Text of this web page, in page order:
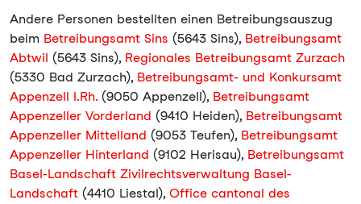
Andere Personen bestellten einen Betreibungsauszug
beim Betreibungsamt Sins (5643 Sins), Betreibungsamt
Abtwil (5643 Sins), Regionales Betreibungsamt Zurzach
(5330 Bad Zurzach), Betreibungsamt- und Konkursamt
Appenzell I.Rh. (9050 Appenzell), Betreibungsamt
Appenzeller Vorderland (9410 Heiden), Betreibungsamt
Appenzeller Mittelland (9053 Teufen), Betreibungsamt
Appenzeller Hinterland (9102 Herisau), Betreibungsamt
Basel-Landschaft Zivilrechtsverwaltung Basel-
Landschaft (4410 Liestal), Office cantonal des